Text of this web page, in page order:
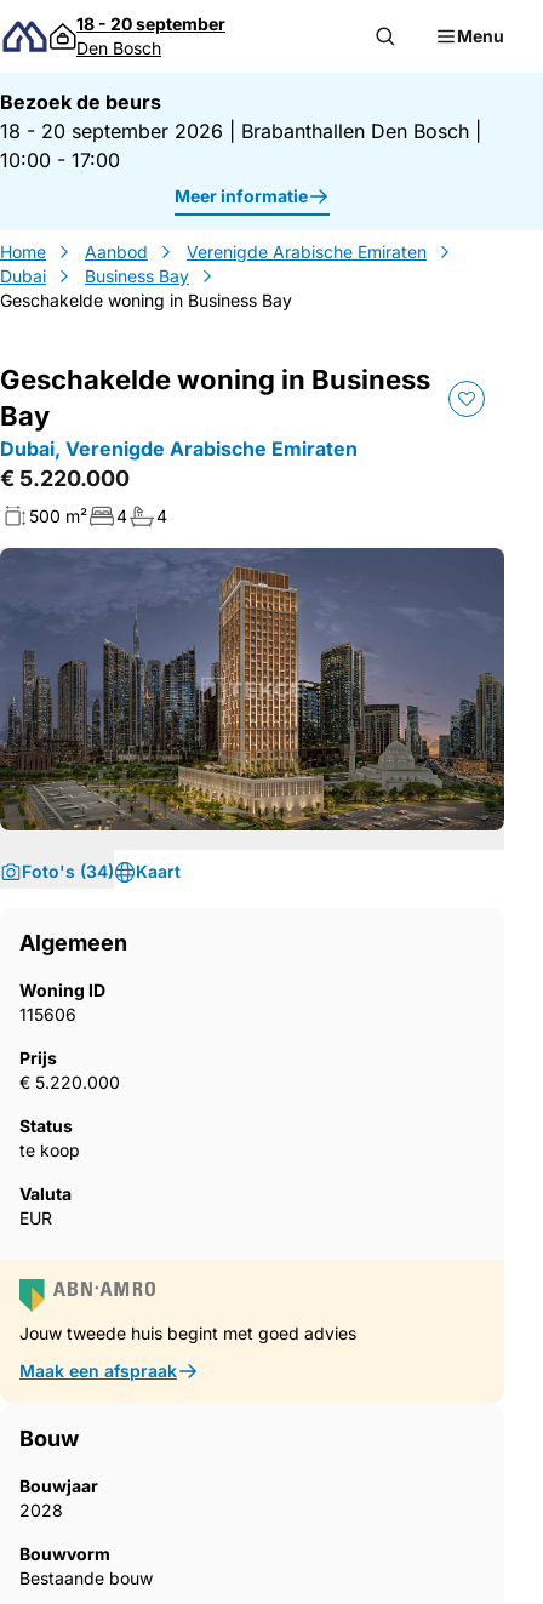
Direct naar inhoud
18 - 20 september
Den Bosch
Menu
Bezoek de beurs
18 - 20 september 2026
Brabanthallen Den Bosch
10:00 - 17:00
Meer informatie
Home Aanbod
Verenigde Arabische Emiraten
Dubai
Business Bay
Geschakelde woning in Business Bay
Geschakelde woning in Business
Bay
Dubai, Verenigde Arabische Emiraten
€ 5.220.000
500 m² 4 4
Foto's (34) Kaart
Algemeen
Woning ID
115606
Prijs
€ 5.220.000
Status
te koop
Valuta
EUR
Jouw tweede huis begint met goed advies
Maak een afspraak
Bouw
Bouwjaar
2028
Bouwvorm
Bestaande bouw